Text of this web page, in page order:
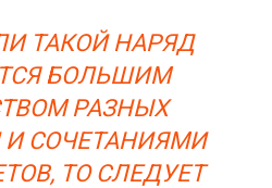
ТАКОЙ НАРЯД
БОЛЬШИМ
РАЗНЫХ
СОЧЕТАНИЯМИ
ТО СЛЕДУЕТ